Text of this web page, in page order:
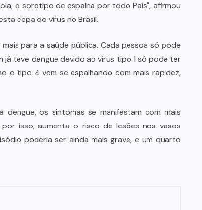
o sorotipo de espalha por todo País", afirmou
cepa do vírus no Brasil.
para a saúde pública. Cada pessoa só pode
já teve dengue devido ao vírus tipo 1 só pode ter
o tipo 4 vem se espalhando com mais rapidez,
os sintomas se manifestam com mais
isso, aumenta o risco de lesões nos vasos
poderia ser ainda mais grave, e um quarto